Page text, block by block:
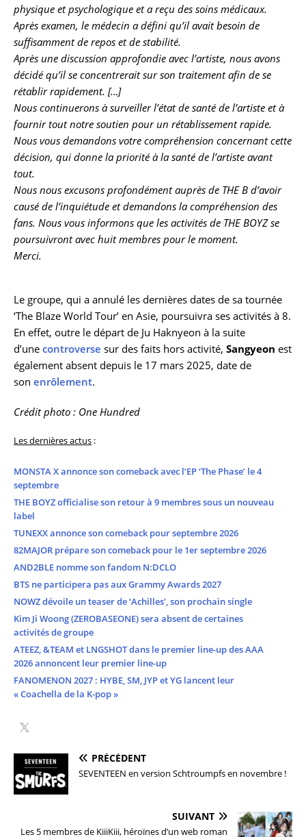
physique et psychologique et a reçu des soins médicaux.
Après examen, le médecin a défini qu’il avait besoin de
suffisamment de repos et de stabilité.
Après une discussion approfondie avec l’artiste, nous avons
décidé qu’il se concentrerait sur son traitement afin de se
rétablir rapidement. […]
Nous continuerons à surveiller l’état de santé de l’artiste et à
fournir tout notre soutien pour un rétablissement rapide.
Nous vous demandons votre compréhension concernant cette
décision, qui donne la priorité à la santé de l’artiste avant
tout.
Nous nous excusons profondément auprès de THE B d’avoir
causé de l’inquiétude et demandons la compréhension des
fans. Nous vous informons que les activités de THE BOYZ se
poursuivront avec huit membres pour le moment.
Merci.
Le groupe, qui a annulé les dernières dates de sa tournée
‘The Blaze World Tour’ en Asie, poursuivra ses activités à 8.
En effet, outre le départ de Ju Haknyeon à la suite
d’une controverse sur des faits hors activité, Sangyeon est
également absent depuis le 17 mars 2025, date de
son enrôlement.
Crédit photo : One Hundred
Les dernières actus :
MONSTA X annonce son comeback avec l’EP ‘The Phase’ le 4
septembre
THE BOYZ officialise son retour à 9 membres sous un nouveau
label
TUNEXX annonce son comeback pour septembre 2026
82MAJOR prépare son comeback pour le 1er septembre 2026
AND2BLE nomme son fandom N:DCLO
BTS ne participera pas aux Grammy Awards 2027
NOWZ dévoile un teaser de ‘Achilles’, son prochain single
Kim Ji Woong (ZEROBASEONE) sera absent de certaines
activités de groupe
ATEEZ, &TEAM et LNGSHOT dans le premier line-up des AAA
2026 annoncent leur premier line-up
FANOMENON 2027 : HYBE, SM, JYP et YG lancent leur
« Coachella de la K-pop »
PRÉCÉDENT
SEVENTEEN en version Schtroumpfs en novembre !
SUIVANT
Les 5 membres de KiiiKiii, héroïnes d’un web roman